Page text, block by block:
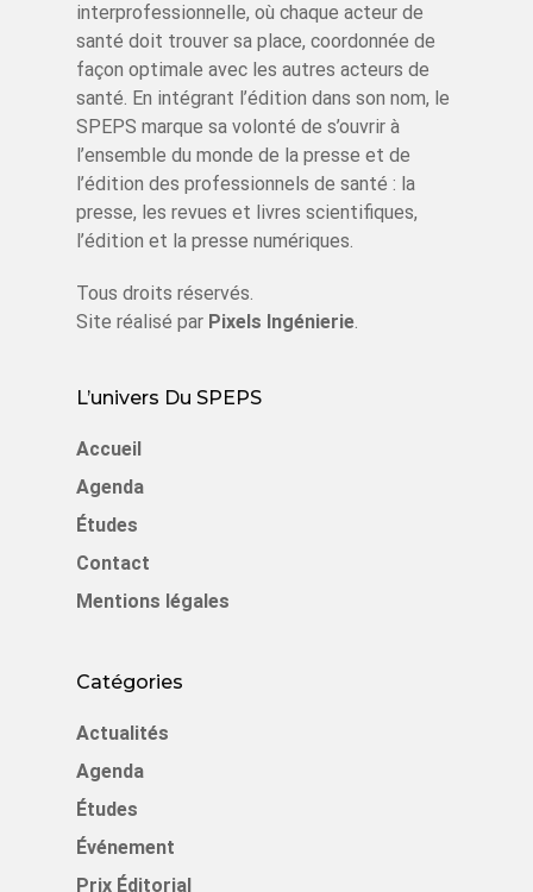
interprofessionnelle, où chaque acteur de
santé doit trouver sa place, coordonnée de
façon optimale avec les autres acteurs de
santé. En intégrant l’édition dans son nom, le
SPEPS marque sa volonté de s’ouvrir à
l’ensemble du monde de la presse et de
l’édition des professionnels de santé : la
presse, les revues et livres scientifiques,
l’édition et la presse numériques.
Tous droits réservés.
Site réalisé par Pixels Ingénierie.
L’univers Du SPEPS
Accueil
Agenda
Études
Contact
Mentions légales
Catégories
Actualités
Agenda
Études
Événement
Prix Éditorial